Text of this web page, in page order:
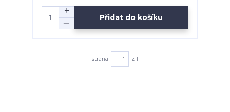
Přidat do košíku
strana z 1